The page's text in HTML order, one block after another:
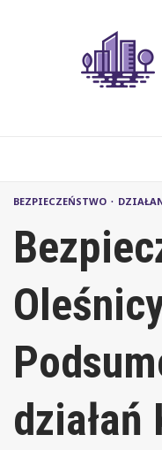
BEZPIECZEŃSTWO
działań